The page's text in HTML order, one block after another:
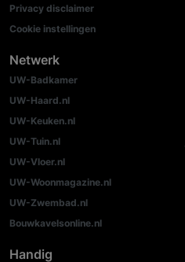
Privacy disclaimer
Cookie instellingen
Netwerk
UW-Badkamer
UW-Haard.nl
UW-Keuken.nl
UW-Tuin.nl
UW-Vloer.nl
UW-Woonmagazine.nl
UW-Zwembad.nl
Bouwkavelsonline.nl
Handig